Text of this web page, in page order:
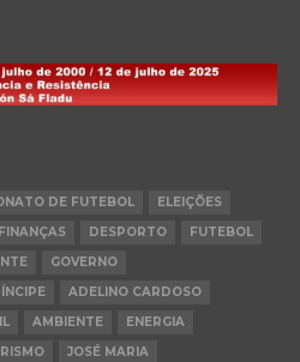
DE FUTEBOL
ELEIÇÕES
FINANÇAS DESPORTO
FUTEBOL
GOVERNO
ADELINO CARDOSO
AMBIENTE
ENERGIA
JOSÉ MARIA